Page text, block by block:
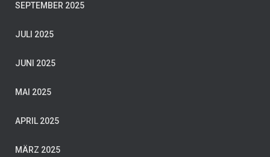
SEPTEMBER 2025
JULI 2025
JUNI 2025
MAI 2025
APRIL 2025
MÄRZ 2025